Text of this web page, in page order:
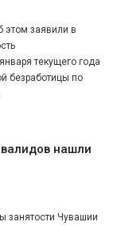
этом заявили в
текущего года
безработицы по
нашли
занятости Чувашии